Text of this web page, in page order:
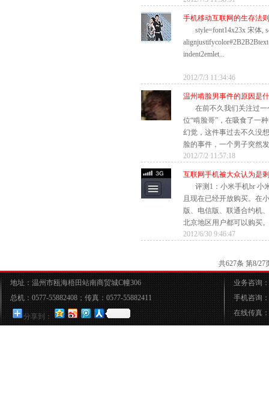
手机移动互联网的生存法则
style=font14x23x 宋体,
indent2emlet...
2012/7/3 11:34:46
温州啃脸男事件的原因是
在前不久我们关注过
位“啃脸哥”，在吸食了一
幻觉，这件事过去不久没
脸的事件，一个男子突然
2012/7/2 11:57:18
互联网手机被大众认为是
评测1：小米手机br 小
且现在已经开放购买。在
版、电信版、联通合约机
北京地区用户都可以购买
2012/6/30 9:46:47
共627条 第
地址：温州市瓯海梧田站南商贸城C幢306
总机：0577-55882408；传真：0577-55882411
分享到：
业务咨询
手机咨询
在线传真